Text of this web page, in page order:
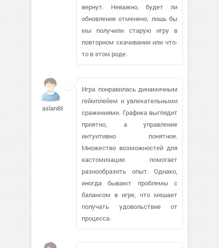
вернут. Неважно, будет ли
обновление отменено, лишь бы
мы получили старую игру в
повторном скачивании или что-
то в этом роде.
aslan88808224
Игра понравилась динамичным
геймплейем и увлекательными
сражениями. Графика выглядит
приятно, а управление
интуитивно понятное.
Множество возможностей для
кастомизации помогает
разнообразить опыт. Однако,
иногда бывают проблемы с
балансом в игре, что мешает
получать удовольствие от
процесса.